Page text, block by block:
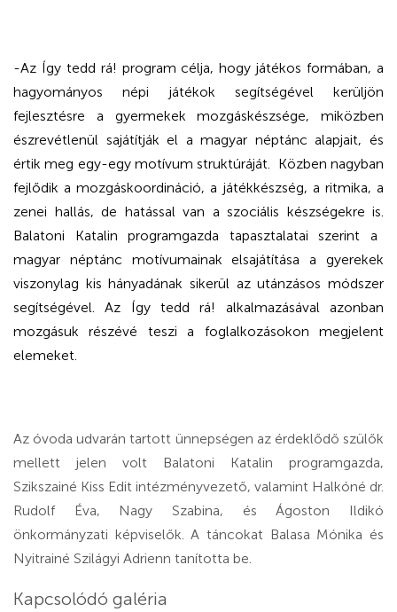
-Az Így tedd rá! program célja, hogy játékos formában, a
hagyományos népi játékok segítségével kerüljön
fejlesztésre a gyermekek mozgáskészsége, miközben
észrevétlenül sajátítják el a magyar néptánc alapjait, és
értik meg egy-egy motívum struktúráját. Közben nagyban
fejlődik a mozgáskoordináció, a játékkészség, a ritmika, a
zenei hallás, de hatással van a szociális készségekre is.
Balatoni Katalin programgazda tapasztalatai szerint a
magyar néptánc motívumainak elsajátítása a gyerekek
viszonylag kis hányadának sikerül az utánzásos módszer
segítségével. Az Így tedd rá! alkalmazásával azonban
mozgásuk részévé teszi a foglalkozásokon megjelent
elemeket.
Az óvoda udvarán tartott ünnepségen az érdeklődő szülők
mellett jelen volt Balatoni Katalin programgazda,
Szikszainé Kiss Edit intézményvezető, valamint Halkóné dr.
Rudolf Éva, Nagy Szabina, és Ágoston Ildikó
önkormányzati képviselők. A táncokat Balasa Mónika és
Nyitrainé Szilágyi Adrienn tanította be.
Kapcsolódó galéria